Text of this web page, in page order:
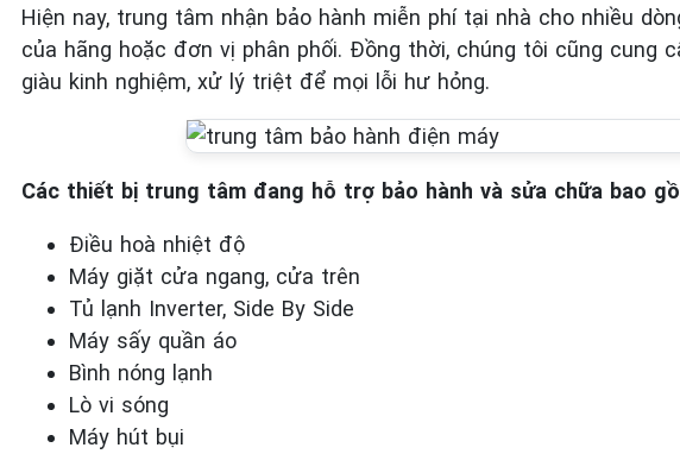
Hiện nay, trung tâm nhận bảo hành miễn phí tại nhà cho nhiều
của hãng hoặc đơn vị phân phối. Đồng thời, chúng tôi cũng cung
giàu kinh nghiệm, xử lý triệt để mọi lỗi hư hỏng.
Các thiết bị trung tâm đang hỗ trợ bảo hành và sửa chữa bao
Điều hoà nhiệt độ
Máy giặt cửa ngang, cửa trên
Tủ lạnh Inverter, Side By Side
Máy sấy quần áo
Bình nóng lạnh
Lò vi sóng
Máy hút bụi